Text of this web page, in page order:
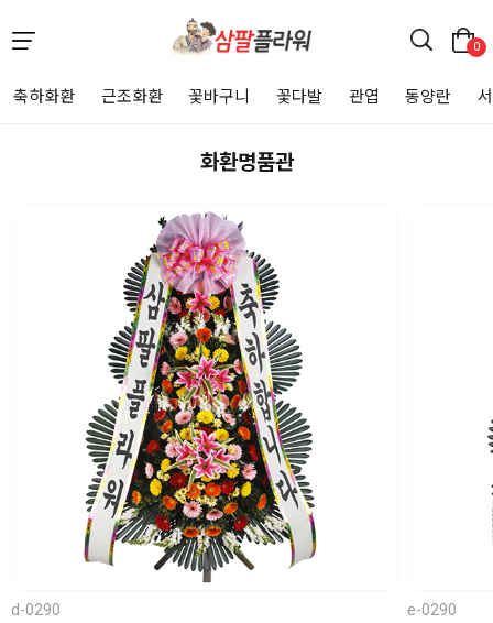
0
축하화환 근조화환 꽃바구니 꽃다발 관엽 동양란
화환명품관
d-0290
e-0290